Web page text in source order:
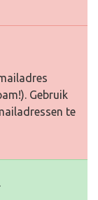
Gebruik
te